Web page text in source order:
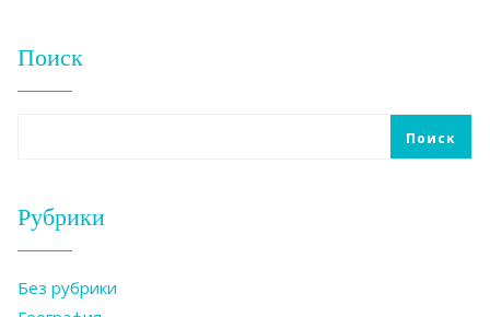
Поиск
Поиск
Рубрики
Без рубрики